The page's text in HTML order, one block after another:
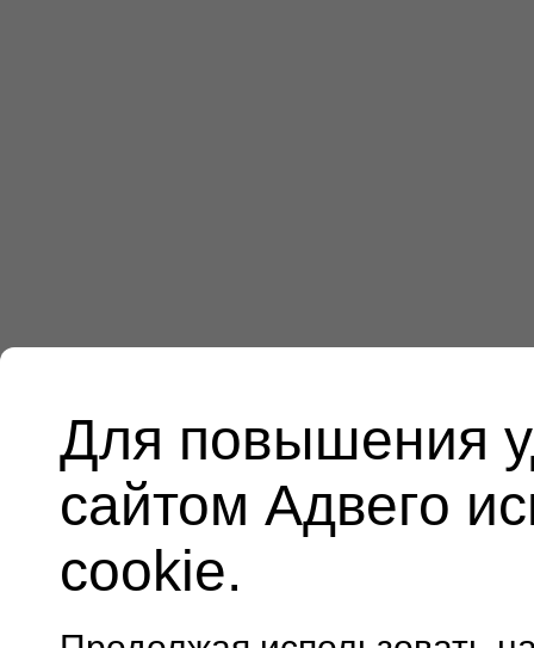
Для повышения
сайтом Адвего
cookie.